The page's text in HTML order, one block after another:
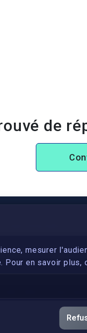
de
mesurer
en savoir plus,
Devenez
Gubernatis immobilier
Apostille et
pays de l’UE